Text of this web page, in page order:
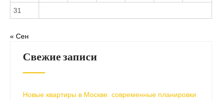
31
« Сен
Свежие записи
Новые квартиры в Москве: современные планировки